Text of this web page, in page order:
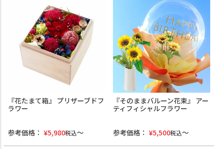
『花たまて箱』 プリザーブドフ
ラワー
参考価格： ¥5,980税込
『そのままバルーン花束』 アー
ティフィシャルフラワー
参考価格： ¥5,500税込